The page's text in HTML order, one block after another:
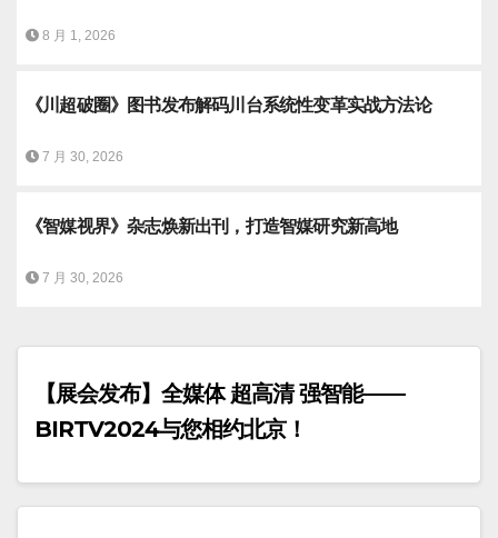
8 月 1, 2026
《川超破圈》图书发布解码川台系统性变革实战方法论
7 月 30, 2026
《智媒视界》杂志焕新出刊，打造智媒研究新高地
7 月 30, 2026
【展会发布】全媒体 超高清 强智能——
BIRTV2024与您相约北京！